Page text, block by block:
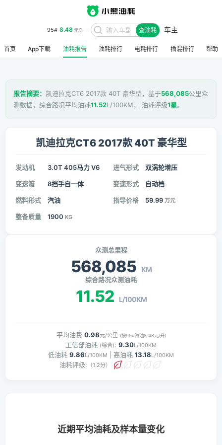
95# 8.48 元/升 查油耗 车主
首页 App下载 油耗报告 油耗排行 电耗排行 插混排行 帮助
报告摘要： 凯迪拉克CT6 2017款 40T 豪华型，基于568,085公里众
测数据，综合路况平均油耗11.52L/100KM， 油耗评级1星。
凯迪拉克CT6 2017款 40T 豪华型
发动机 3.0T 405马力 V6 进气形式 双涡轮增压
变速箱 8挡手自一体 变速形式 自动档
燃料形式 汽油 指导价格 59.99 万元
整备质量 1900 KG
众测总里程
568,085 KM
综合路况众测油耗
11.52 L/100KM
平均油费 0.98元/公里 (按95#汽油8.48元/升)
工信部油耗 (综合): 9.30L/100KM
低油耗 9.86L/100KM | 高油耗 13.18L/100KM
油耗评级: （1.2分）